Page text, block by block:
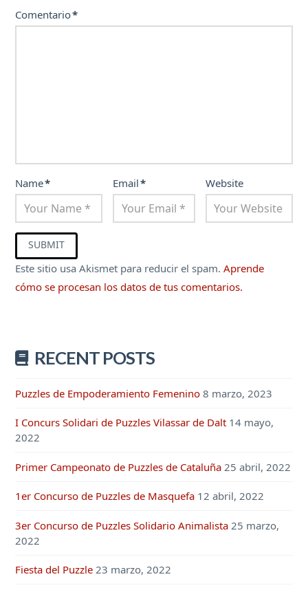
Comentario*
Name* Email* Website
Este sitio usa Akismet para reducir el spam.Aprende
cómo se procesan los datos de tus comentarios.
RECENT POSTS
Puzzles de Empoderamiento Femenino 8 marzo, 2023
I Concurs Solidari de Puzzles Vilassar de Dalt 14 mayo,
2022
Primer Campeonato de Puzzles de Cataluña 25 abril, 2022
1er Concurso de Puzzles de Masquefa 12 abril, 2022
3er Concurso de Puzzles Solidario Animalista 25 marzo,
2022
Fiesta del Puzzle 23 marzo, 2022